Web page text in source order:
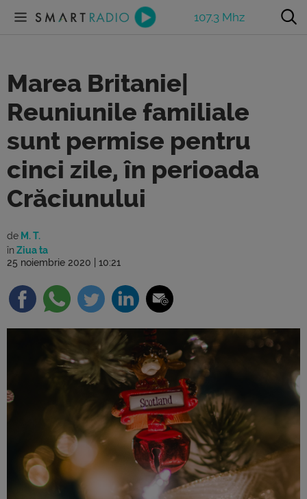
107.3 Mhz
Marea Britanie|
Reuniunile familiale
sunt permise pentru
cinci zile, în perioada
Crăciunului
de M. T.
în Ziua ta
25 noiembrie 2020 | 10:21